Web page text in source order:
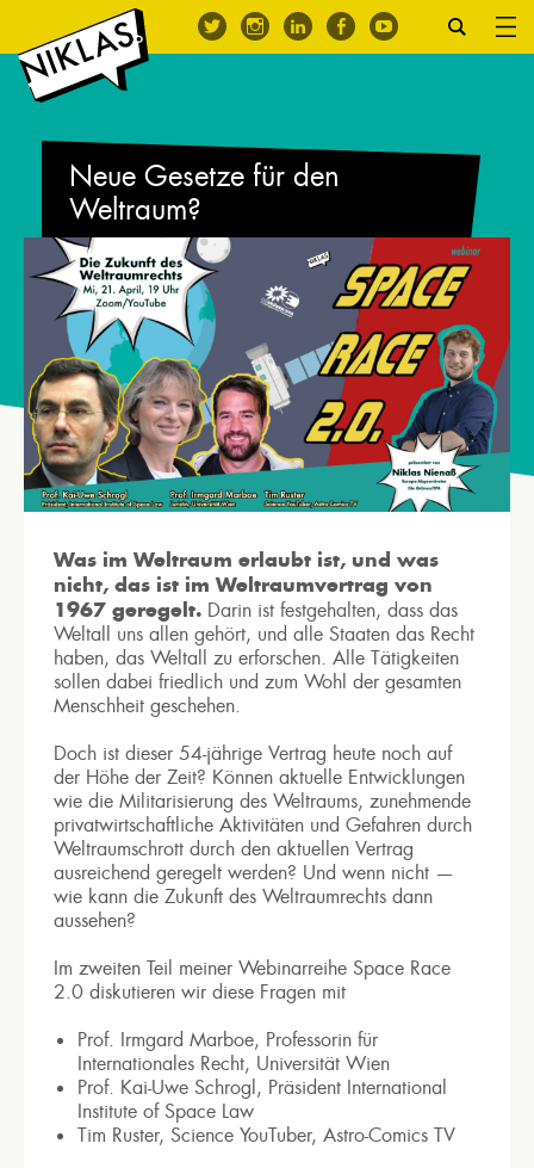
Neue Gesetze für den
Weltraum?
Was im Weltraum erlaubt ist, und was
nicht, das ist im Weltraumvertrag von
1967 geregelt. Darin ist festgehalten, dass das
Weltall uns allen gehört, und alle Staaten das Recht
haben, das Weltall zu erforschen. Alle Tätigkeiten
sollen dabei friedlich und zum Wohl der gesamten
Menschheit geschehen.
Doch ist dieser 54-jährige Vertrag heute noch auf
der Höhe der Zeit? Können aktuelle Entwicklungen
wie die Militarisierung des Weltraums, zunehmende
privatwirtschaftliche Aktivitäten und Gefahren durch
Weltraumschrott durch den aktuellen Vertrag
ausreichend geregelt werden? Und wenn nicht —
wie kann die Zukunft des Weltraumrechts dann
aussehen?
Im zweiten Teil meiner Webinarreihe Space Race
2.0 diskutieren wir diese Fragen mit
Prof. Irmgard Marboe, Professorin für
Internationales Recht, Universität Wien
Prof. Kai-Uwe Schrogl, Präsident International
Institute of Space Law
Tim Ruster, Science YouTuber, Astro-Comics TV